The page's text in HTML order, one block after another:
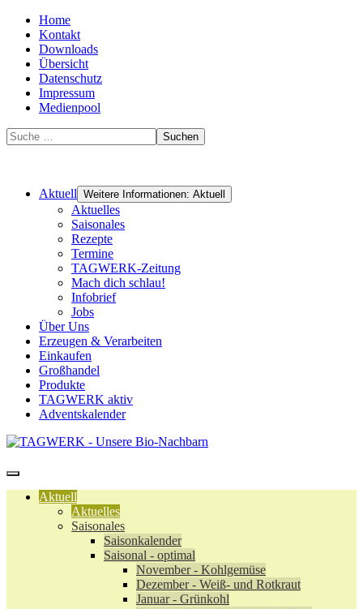
Home
Kontakt
Downloads
Übersicht
Datenschutz
Impressum
Medienpool
Suchen
Aktuell Weitere Informationen: Aktuell
Aktuelles
Saisonales
Rezepte
Termine
TAGWERK-Zeitung
Mach dich schlau!
Infobrief
Jobs
Über Uns
Erzeugen & Verarbeiten
Einkaufen
Großhandel
Produkte
TAGWERK aktiv
Adventskalender
Aktuell
Aktuelles
Saisonales
Saisonkalender
Saisonal - optimal
November - Kohlgemüse
Dezember - Weiß- und Rotkraut
Januar - Grünkohl